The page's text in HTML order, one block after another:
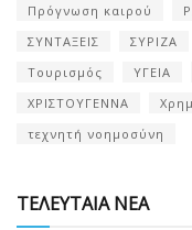
Πρόγνωση καιρού
ΣΥΝΤΑΞΕΙΣ
ΣΥΡΙΖΑ
Τουρισμός
ΥΓΕΙΑ
ΧΡΙΣΤΟΥΓΕΝΝΑ
τεχνητή νοημοσύνη
ΤΕΛΕΥΤΑΙΑ ΝΕΑ